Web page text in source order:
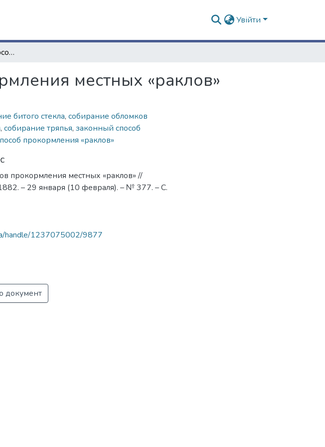
Увійти
Один из законных способов прокормления местных «раклов»
местных «раклов»
битого стекла, собирание обломков
, собирание тряпья, законный способ
прокормления «раклов»
прокормления местных «раклов» //
– 29 января (10 февраля). – № 377. – С.
handle/1237075002/9877
документ